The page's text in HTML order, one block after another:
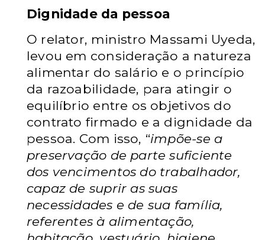
Dignidade da pessoa
O relator, ministro Massami Uyeda,
levou em consideração a natureza
alimentar do salário e o princípio
da razoabilidade, para atingir o
equilíbrio entre os objetivos do
contrato firmado e a dignidade da
pessoa. Com isso, “impõe-se a
preservação de parte suficiente
dos vencimentos do trabalhador,
capaz de suprir as suas
necessidades e de sua família,
referentes à alimentação,